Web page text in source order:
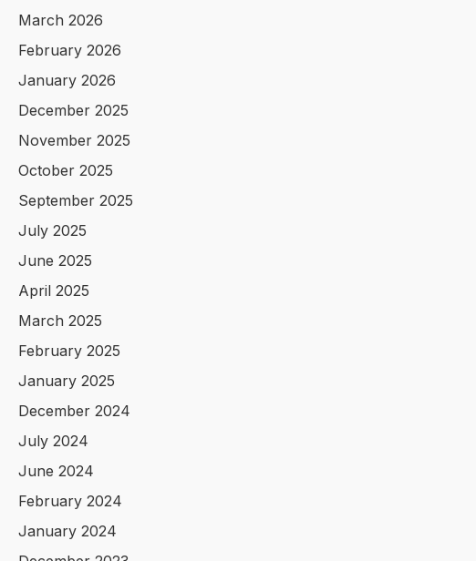
March 2026
February 2026
January 2026
December 2025
November 2025
October 2025
September 2025
July 2025
June 2025
April 2025
March 2025
February 2025
January 2025
December 2024
July 2024
June 2024
February 2024
January 2024